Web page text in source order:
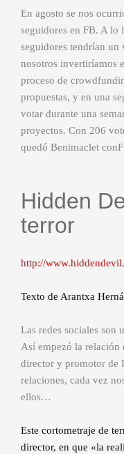
En agosto se nos
seguidores en FB. A lo
seguidores tendrían
nosotros invertiríamos
proceso de
propuestas, y en una
votar durante una
proyectos. Con 206
quedó Benimaclet
Hidden
terror
http://
Texto de Arantxa
Las redes sociales son
Así empezó la relación
director y promotor de
relaciones, cada vez
ellos…
Este cortometraje de
director, en que «la